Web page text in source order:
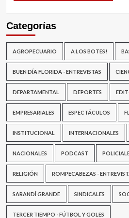
Categorías
AGROPECUARIO A LOS BOTES!
BUEN DÍA FLORIDA - ENTREVISTAS
DEPARTAMENTAL DEPORTES
EMPRESARIALES ESPECTÁCULOS
INSTITUCIONAL INTERNACIONALES
NACIONALES PODCAST
RELIGIÓN ROMPECABEZAS -
SARANDÍ GRANDE SINDICALES
TERCER TIEMPO - FÚTBOL Y GOLES